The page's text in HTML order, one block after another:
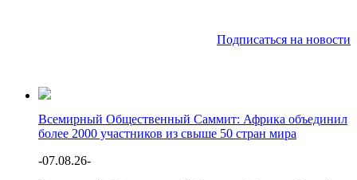
Подписаться на новости
Всемирный Общественный Саммит: Африка объединил
более 2000 участников из свыше 50 стран мира
-07.08.26-